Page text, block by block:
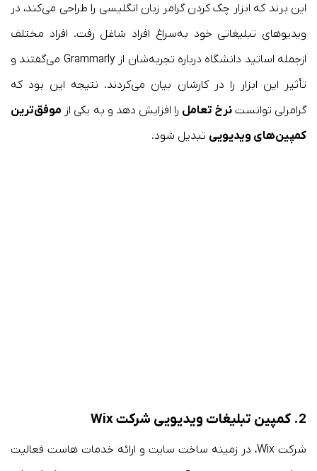
این برند که ابزار چک کردن گرامر زبان انگلیسی را طراحی می‌کند، در
ویدیوهای تبلیغاتی خود به‌سراغ افراد شاغل رفت. افراد مختلف
ازجمله اساتید دانشگاه درباره تجربه‌شان از Grammarly می‌گفتند و
تأثیر این ابزار را در کارشان بیان می‌کردند. نتیجه این بود که
گرامرلی توانستنرخ تعامل را افزایش دهد و به یکی از موفق‌ترین
کمپین‌های ویدیویی تبدیل شود.
2. کمپین تبلیغات ویدیویی شرکت Wix
شرکت Wix، در زمینه ساخت سایت و ارائه خدمات هاست فعالیت